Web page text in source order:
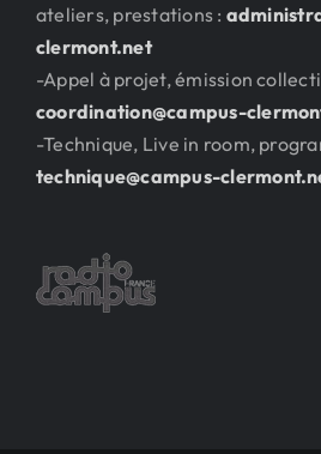
ateliers, prestations :
clermont.net
-Appel à projet, émission
coordination@campus-
-Technique, Live in room,
technique@campus-